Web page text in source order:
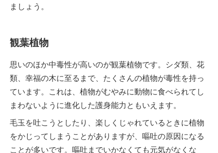
ましょう。
観葉植物
思いのほか中毒性が高いのが観葉植物です。シダ類、花
類、幸福の木に至るまで、たくさんの植物が毒性を持っ
ています。これは、植物がむやみに動物に食べられてし
まわないように進化した護身能力ともいえます。
毛玉を吐こうとしたり、楽しくじゃれているときに植物
をかじってしまうことがありますが、嘔吐の原因になる
ことが多いです。嘔吐までいかなくても元気がなくな